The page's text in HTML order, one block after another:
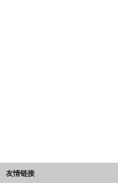
友情链接